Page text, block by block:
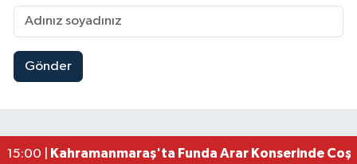
Gönder
23:59 |Kahramanmaraş Elbistan’da İdris Altun Taziye
15:00 |
Kahramanmaraş'ta Funda Arar Konserinde